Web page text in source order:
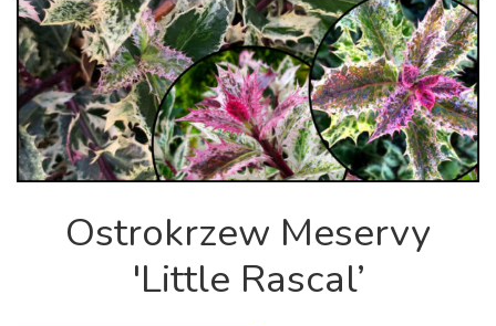
Ostrokrzew Meservy
'Little Rascal’